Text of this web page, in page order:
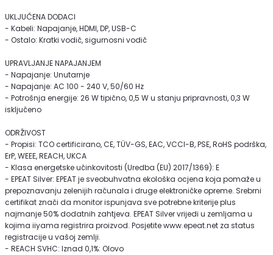
UKLJUČENA DODACI
- Kabeli: Napajanje, HDMI, DP, USB-C
- Ostalo: Kratki vodič, sigurnosni vodič
UPRAVLJANJE NAPAJANJEM
- Napajanje: Unutarnje
- Napajanje: AC 100 - 240 V, 50/60 Hz
- Potrošnja energije: 26 W tipično, 0,5 W u stanju pripravnosti, 0,3 W
isključeno
ODRŽIVOST
- Propisi: TCO certificirano, CE, TÜV-GS, EAC, VCCI-B, PSE, RoHS podrška,
ErP, WEEE, REACH, UKCA
- Klasa energetske učinkovitosti (Uredba (EU) 2017/1369): E
- EPEAT Silver: EPEAT je sveobuhvatna ekološka ocjena koja pomaže u
prepoznavanju zelenijih računala i druge elektroničke opreme. Srebrni
certifikat znači da monitor ispunjava sve potrebne kriterije plus
najmanje 50% dodatnih zahtjeva. EPEAT Silver vrijedi u zemljama u
kojima iiyama registrira proizvod. Posjetite www.epeat.net za status
registracije u vašoj zemlji.
- REACH SVHC: Iznad 0,1%: Olovo